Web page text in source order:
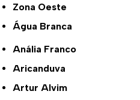
Zona Oeste
Água Branca
Anália Franco
Aricanduva
Artur Alvim